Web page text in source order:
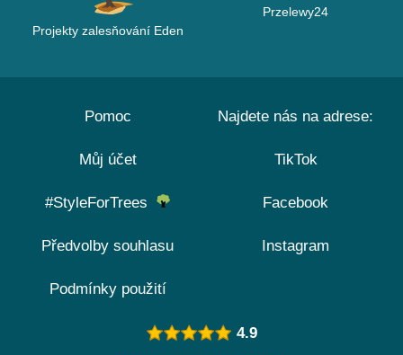
Projekty zalesňování Eden
Przelewy24
Pomoc
Můj účet
#StyleForTrees
Předvolby souhlasu
Podmínky použití
Najdete nás na adrese:
TikTok
Facebook
Instagram
4.9